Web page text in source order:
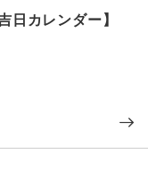
日カレンダー】